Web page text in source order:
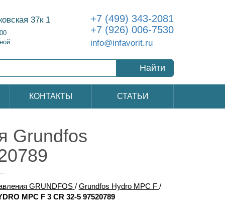
37к 1
+7 (499) 343-2081
+7 (926) 006-7530
info@infavorit.ru
Найти
КОНТАКТЫ СТАТЬИ
Grundfos
GRUNDFOS / Grundfos Hydro MPC F /
MPC F 3 CR 32-5 97520789